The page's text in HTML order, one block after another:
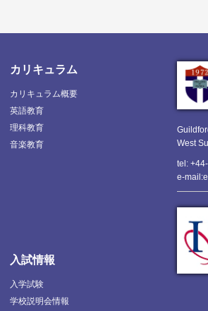
West
tel:
e-
カリキュラム
カリキュラム概要
英語教育
理科教育
音楽教育
入試情報
入学試験
学校説明会情報